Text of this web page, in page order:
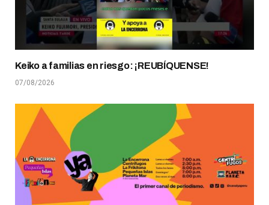
Keiko a familias en riesgo: ¡REUBÍQUENSE!
07/08/2026